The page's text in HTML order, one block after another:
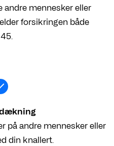
andre mennesker eller
forsikringen både
på andre mennesker eller
din knallert.